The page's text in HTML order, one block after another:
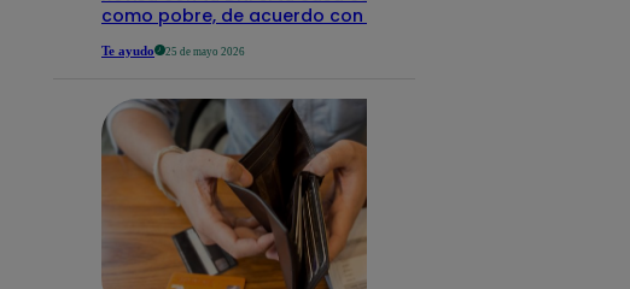
como pobre, de acuerdo con el Sisfoh
Te ayudo 25 de mayo 2026